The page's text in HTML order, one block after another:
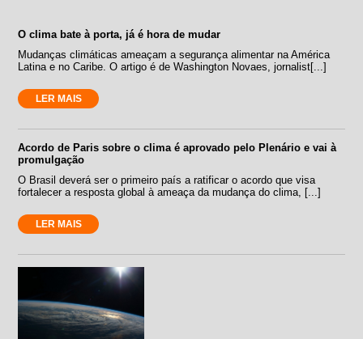
O clima bate à porta, já é hora de mudar
Mudanças climáticas ameaçam a segurança alimentar na América
Latina e no Caribe. O artigo é de Washington Novaes, jornalist[...]
LER MAIS
Acordo de Paris sobre o clima é aprovado pelo Plenário e vai à
promulgação
O Brasil deverá ser o primeiro país a ratificar o acordo que visa
fortalecer a resposta global à ameaça da mudança do clima, [...]
LER MAIS